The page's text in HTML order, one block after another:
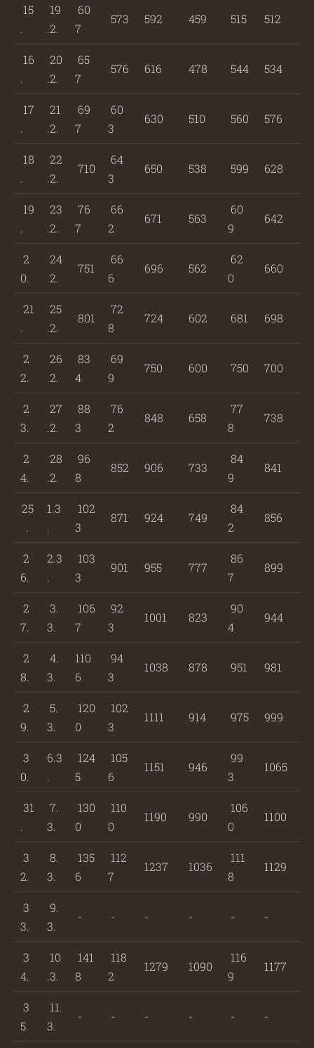
15
.
19
.2.
60
7
573 592 459 515 512
16
.
20
.2.
65
7
576 616 478 544 534
17
.
21
.2.
69
7
60
3
630 510 560 576
18
.
22
.2.
710
64
3
650 538 599 628
19
.
23
.2.
76
7
66
2
671 563
60
9
642
2
0.
24
.2.
751
66
6
696 562
62
0
660
21
.
25
.2.
801
72
8
724 602 681 698
2
2.
26
.2.
83
4
69
9
750 600 750 700
2
3.
27
.2.
88
3
76
2
848 658
77
8
738
2
4.
28
.2.
96
8
852 906 733
84
9
841
25
.
1.3
.
102
3
871 924 749
84
2
856
2
6.
2.3
.
103
3
901 955 777
86
7
899
2
7.
3.
3.
106
7
92
3
1001 823
90
4
944
2
8.
4.
3.
110
6
94
3
1038 878 951 981
2
9.
5.
3.
120
0
102
3
1111 914 975 999
3
0.
6.3
.
124
5
105
6
1151 946
99
3
1065
31
.
7.
3.
130
0
110
0
1190 990
106
0
1100
3
2.
8.
3.
135
6
112
7
1237 1036
111
8
1129
3
3.
9.
3.
- - - - - -
3
4.
10
.3.
141
8
118
2
1279 1090
116
9
1177
3
5.
11.
3.
- - - - - -